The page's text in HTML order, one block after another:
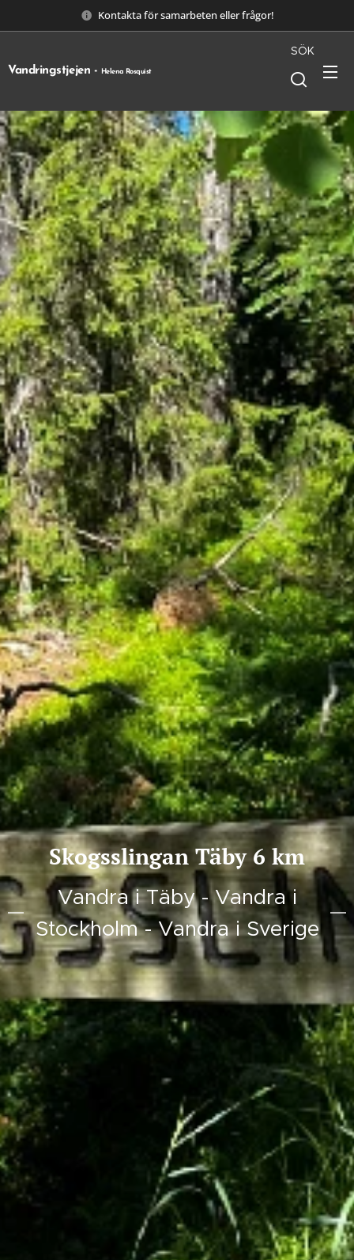
Kontakta för samarbeten eller frågor!
Vandringstjejen - Helena Rosquist
SÖK
Skogsslingan Täby 6 km
Vandra i Täby - Vandra i
Stockholm - Vandra i Sverige